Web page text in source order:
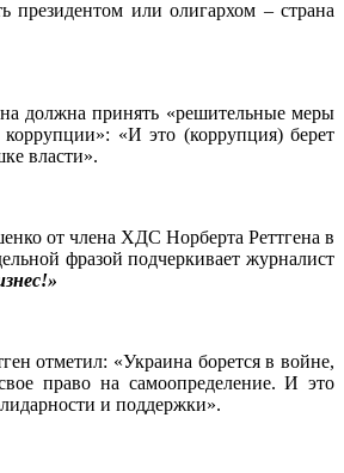
президентом или олигархом – страна
должна принять «решительные меры
коррупции»: «И это (коррупция) берет
власти».
от члена ХДС Норберта Реттгена в
фразой подчеркивает журналист
отметил: «Украина борется в войне,
право на самоопределение. И это
и поддержки».